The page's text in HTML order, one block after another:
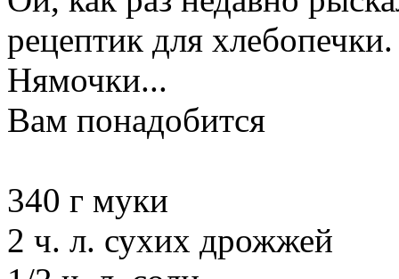
рецептик для
Нямочки...
Вам понадобится
340 г муки
2 ч. л. сухих дрожжей